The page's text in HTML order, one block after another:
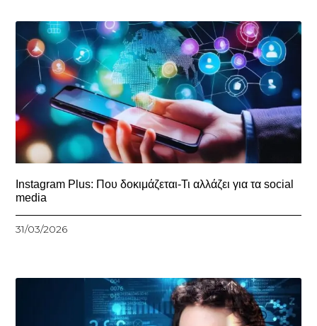
Instagram Plus: Που δοκιμάζεται-Τι αλλάζει για τα social
media
31/03/2026